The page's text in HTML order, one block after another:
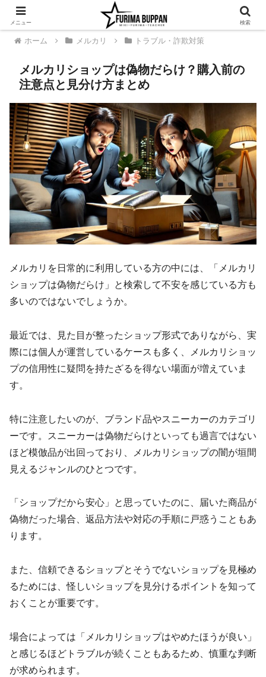
ホーム メルカリ トラブル・詐欺対策
メルカリショップは偽物だらけ？購入前の
注意点と見分け方まとめ
メルカリを日常的に利用している方の中には、「メルカリ
ショップは偽物だらけ」と検索して不安を感じている方も
多いのではないでしょうか。
最近では、見た目が整ったショップ形式でありながら、実
際には個人が運営しているケースも多く、メルカリショッ
プの信用性に疑問を持たざるを得ない場面が増えていま
す。
特に注意したいのが、ブランド品やスニーカーのカテゴリ
ーです。スニーカーは偽物だらけといっても過言ではない
ほど模倣品が出回っており、メルカリショップの闇が垣間
見えるジャンルのひとつです。
「ショップだから安心」と思っていたのに、届いた商品が
偽物だった場合、返品方法や対応の手順に戸惑うこともあ
ります。
また、信頼できるショップとそうでないショップを見極め
るためには、怪しいショップを見分けるポイントを知って
おくことが重要です。
場合によっては「メルカリショップはやめたほうが良い」
と感じるほどトラブルが続くこともあるため、慎重な判断
が求められます。
メニュー 検索